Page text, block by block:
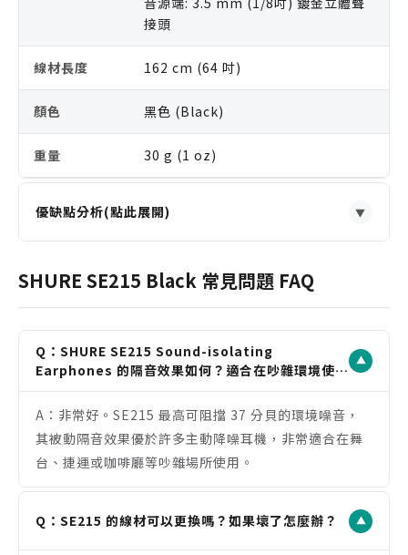
接頭
線材長度 162 cm (64 吋)
顏色 黑色 (Black)
重量 30 g (1 oz)
優缺點分析(點此展開) ▼
源自專業舞台的監聽級音質與極佳的被動隔音效果，
彈性，可更換藍牙模組。
繞耳式佩戴穩固舒適，長時間使用不易脫落，非常適
合動態表演或運動時使用。
附贈多種尺寸與材質的耳塞套，確保不同使用者都能
獲得最佳的貼合度與隔音。
注意事項
標配為 3.5mm 有線連接，不支援藍牙無線功能（需
另購藍牙模組）。
SHURE SE215 Black 常見問題 FAQ
Q：SHURE SE215 Sound-isolating
Earphones 的隔音效果如何？適合在吵雜環境使用
嗎？
▼
A：非常好。SE215 最高可阻擋 37 分貝的環境噪音，
其被動隔音效果優於許多主動降噪耳機，非常適合在舞
台、捷運或咖啡廳等吵雜場所使用。
Q：SE215 的線材可以更換嗎？如果壞了怎麼辦？ ▼